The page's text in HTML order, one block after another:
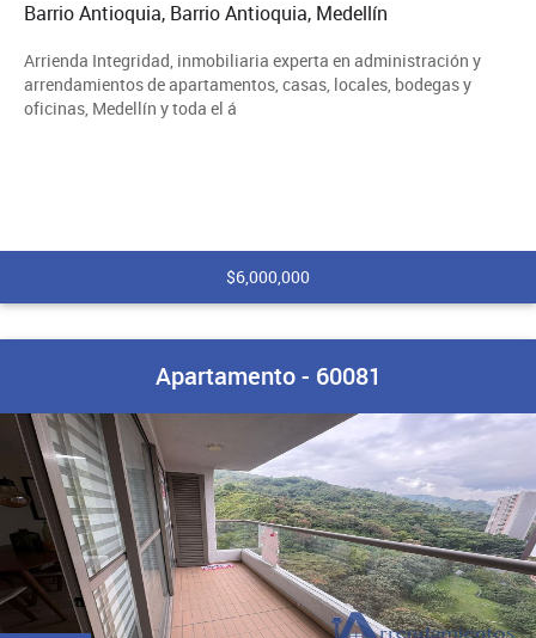
Barrio Antioquia, Barrio Antioquia, Medellín
Arrienda Integridad, inmobiliaria experta en administración y
arrendamientos de apartamentos, casas, locales, bodegas y
oficinas, Medellín y toda el á
$6,000,000
Apartamento - 60081